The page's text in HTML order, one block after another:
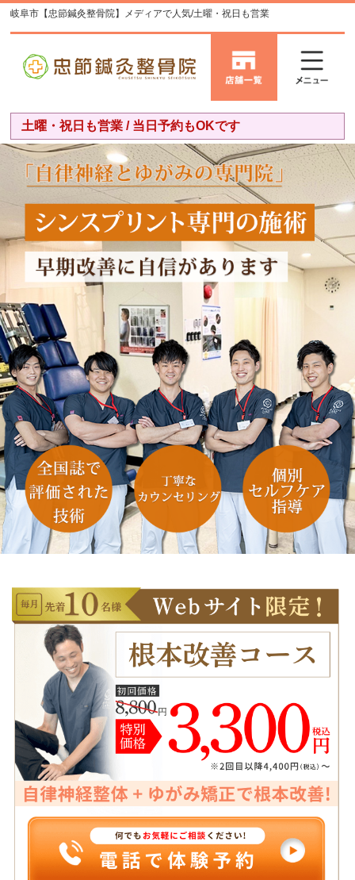
岐阜市【忠節鍼灸整骨院】メディアで人気/土曜・祝日も営業
土曜・祝日も営業 / 当日予約もOKです